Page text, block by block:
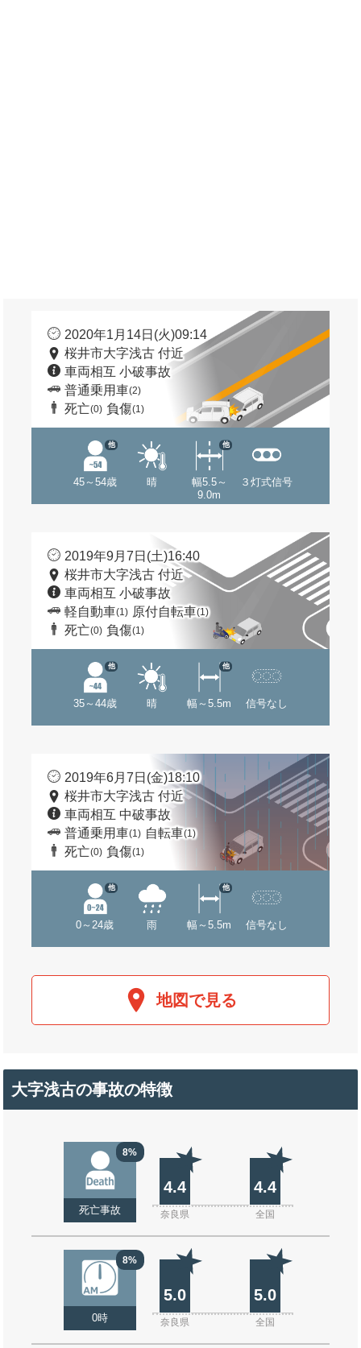
2020年1月14日(火)09:14
桜井市大字浅古 付近
車両相互 小破事故
普通乗用車(2)
死亡(0) 負傷(1)
45～54歳
他
晴
幅5.5～
9.0m
他
３灯式信号
2019年9月7日(土)16:40
桜井市大字浅古 付近
車両相互 小破事故
軽自動車(1) 原付自転車(1)
死亡(0) 負傷(1)
35～44歳
他
晴 幅～5.5m
他
信号なし
2019年6月7日(金)18:10
桜井市大字浅古 付近
車両相互 中破事故
普通乗用車(1) 自転車(1)
死亡(0) 負傷(1)
0～24歳
他
雨 幅～5.5m
他
信号なし
地図で見る
大字浅古の事故の特徴
8%
死亡事故
4.4 4.4
奈良県 全国
8%
0時
5.0 5.0
奈良県 全国